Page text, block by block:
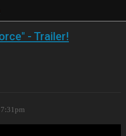
- Trailer!